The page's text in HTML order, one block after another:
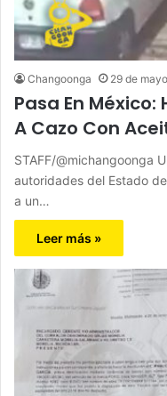
Changoonga 29 de
Pasa En México:
A Cazo Con
STAFF/@michangoonga
autoridades del Estado
a un…
Leer más »